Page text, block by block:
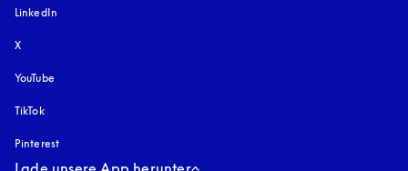
LinkedIn
X
YouTube
TikTok
Pinterest